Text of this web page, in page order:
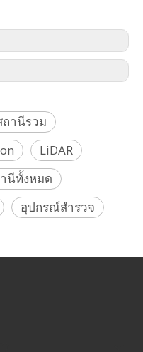
ถานีรวม
LiDAR
นีทั้งหมด
อุปกรณ์สำรวจ